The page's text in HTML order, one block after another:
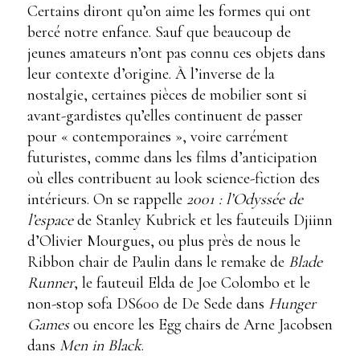
Certains diront qu’on aime les formes qui ont
bercé notre enfance. Sauf que beaucoup de
jeunes amateurs n’ont pas connu ces objets dans
leur contexte d’origine. À l’inverse de la
nostalgie, certaines pièces de mobilier sont si
avant-gardistes qu’elles continuent de passer
pour « contemporaines », voire carrément
futuristes, comme dans les films d’anticipation
où elles contribuent au look science-fiction des
intérieurs. On se rappelle 2001 : l’Odyssée de
l’espacede Stanley Kubrick et les fauteuils Djiinn
d’Olivier Mourgues, ou plus près de nous le
Ribbon chair de Paulin dans le remake de Blade
Runner, le fauteuil Elda de Joe Colombo et le
non-stop sofa DS600 de De Sede dans Hunger
Gamesou encore les Egg chairs de Arne Jacobsen
dans Men in Black.